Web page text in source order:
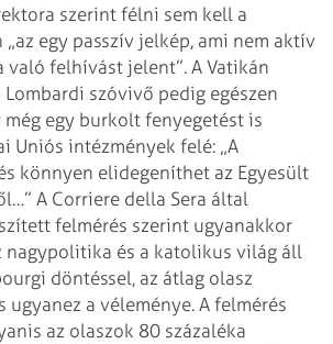
szerint félni sem kell a
egy passzív jelkép, ami nem aktív
való felhívást jelent”. A Vatikán
szóvivő pedig egészen
még egy burkolt fenyegetést is
Uniós intézmények felé: „A
könnyen elidegeníthet az Egyesült
A Corriere della Sera által
felmérés szerint ugyanakkor
nagypolitika és a katolikus világ áll
döntéssel, az átlag olasz
ugyanez a véleménye. A felmérés
az olaszok 80 százaléka